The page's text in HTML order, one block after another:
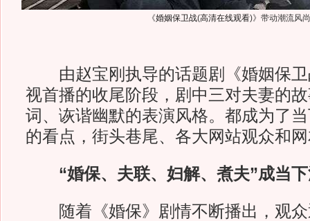
《婚姻保卫战(高清在线观看)》带动潮流风尚
由赵宝刚执导的话题剧《婚姻保卫
视首播的收尾阶段，剧中三对夫妻的
词、诙谐幽默的表演风格。都成为了
的看点，街头巷尾、各大网站观众和
“婚保、夫联、妇解、煮夫”成当
随着《婚保》剧情不断播出，观众